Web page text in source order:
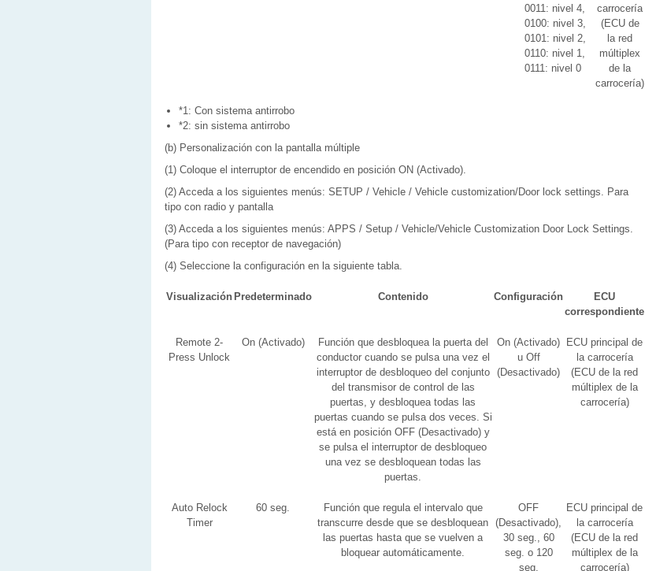
0011: nivel 4,
0100: nivel 3,
0101: nivel 2,
0110: nivel 1,
0111: nivel 0
carrocería
(ECU de
la red
múltiplex
de la
carrocería)
*1: Con sistema antirrobo
*2: sin sistema antirrobo
(b) Personalización con la pantalla múltiple
(1) Coloque el interruptor de encendido en posición ON (Activado).
(2) Acceda a los siguientes menús: SETUP / Vehicle / Vehicle customization/Door lock settings. Para
tipo con radio y pantalla
(3) Acceda a los siguientes menús: APPS / Setup / Vehicle/Vehicle Customization Door Lock Settings.
(Para tipo con receptor de navegación)
(4) Seleccione la configuración en la siguiente tabla.
Visualización Predeterminado Contenido Configuración
ECU
correspondiente
Remote 2-
Press Unlock
On (Activado)
Función que desbloquea la puerta del
conductor cuando se pulsa una vez el
interruptor de desbloqueo del conjunto
del transmisor de control de las
puertas, y desbloquea todas las
puertas cuando se pulsa dos veces. Si
está en posición OFF (Desactivado) y
se pulsa el interruptor de desbloqueo
una vez se desbloquean todas las
puertas.
On (Activado)
u Off
(Desactivado)
ECU principal de
la carrocería
(ECU de la red
múltiplex de la
carrocería)
Auto Relock
Timer
60 seg.
Función que regula el intervalo que
transcurre desde que se desbloquean
las puertas hasta que se vuelven a
bloquear automáticamente.
OFF
(Desactivado),
30 seg., 60
seg. o 120
seg.
ECU principal de
la carrocería
(ECU de la red
múltiplex de la
carrocería)